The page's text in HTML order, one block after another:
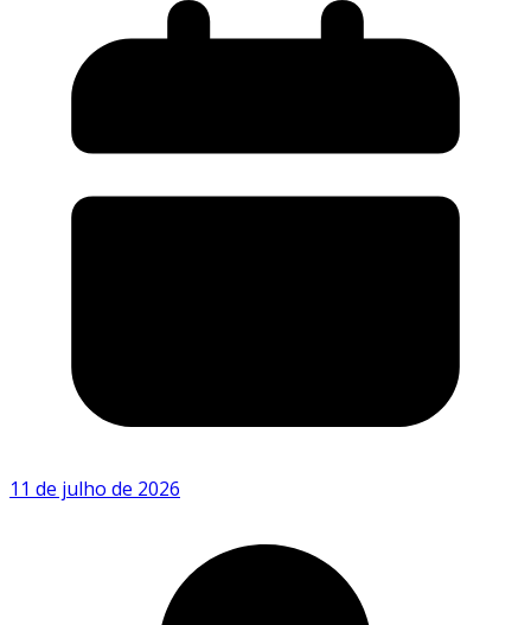
11 de julho de 2026